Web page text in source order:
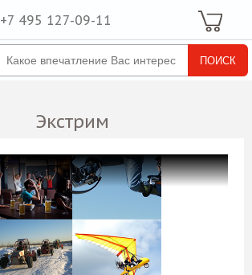
+7 495 127-09-11 Ваша Корзина
Экстрим